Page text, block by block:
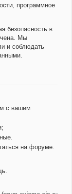
программное
безопасность в
Мы
и соблюдать
с вашим
на форуме.